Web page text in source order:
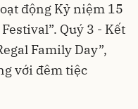
động Kỷ niệm 15
Quý 3 - Kết
Family Day”,
với đêm tiệc